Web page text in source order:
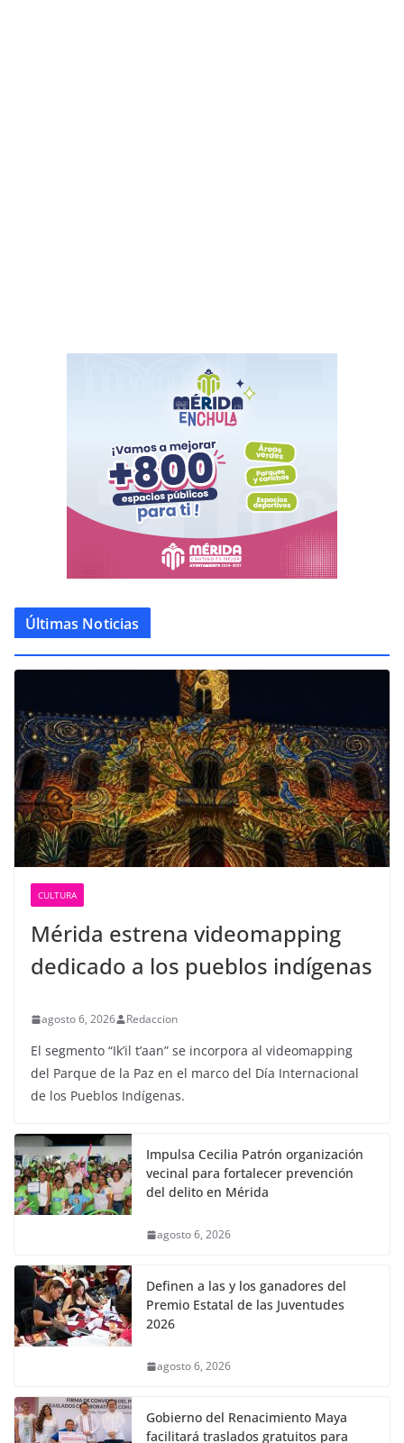
Últimas Noticias
CULTURA
Mérida estrena videomapping
dedicado a los pueblos indígenas
agosto 6, 2026 Redaccion
El segmento “Ik’il t’aan” se incorpora al videomapping
del Parque de la Paz en el marco del Día Internacional
de los Pueblos Indígenas.
Impulsa Cecilia Patrón organización
vecinal para fortalecer prevención
del delito en Mérida
agosto 6, 2026
Definen a las y los ganadores del
Premio Estatal de las Juventudes
2026
agosto 6, 2026
Gobierno del Renacimiento Maya
facilitará traslados gratuitos para